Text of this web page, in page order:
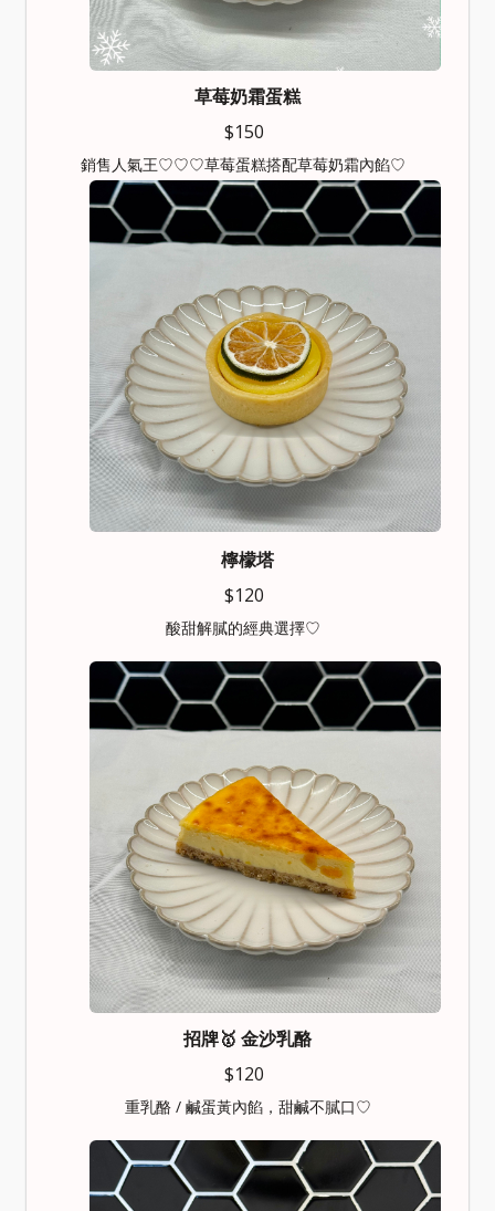
草莓奶霜蛋糕
$150
銷售人氣王♡♡♡草莓蛋糕搭配草莓奶霜內餡♡
檸檬塔
$120
酸甜解膩的經典選擇♡
招牌🥇 金沙乳酪
$120
重乳酪 / 鹹蛋黃內餡，甜鹹不膩口♡